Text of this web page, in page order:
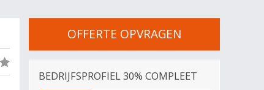
OFFERTE OPVRAGEN
BEDRIJFSPROFIEL 30% COMPLEET